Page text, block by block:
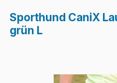
Sporthund CaniX
grün L
Bildergalerie überspringen